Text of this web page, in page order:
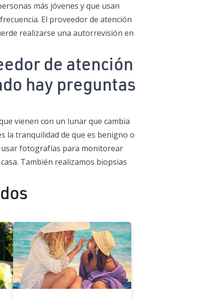
más jóvenes y que usan
El proveedor de atención
realizarse una autorrevisión en
de atención
hay preguntas
vienen con un lunar que cambia
la tranquilidad de que es benigno o
fotografías para monitorear
También realizamos biopsias